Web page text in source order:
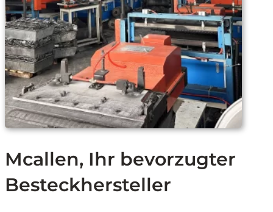
Mcallen, Ihr bevorzugter
Besteckhersteller